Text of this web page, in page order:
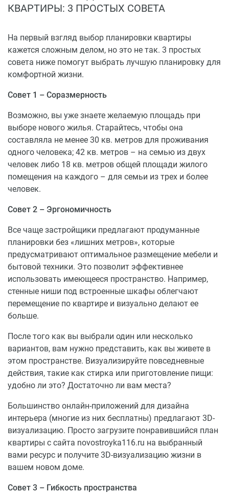
продуманные планировки;
закрытая охраняемая территория, концепция
«двор без машин»;
жилой комплекс ориентирован на семейное
проживание.
КВАРТИРЫ: 3 ПРОСТЫХ СОВЕТА
На первый взгляд выбор планировки квартиры
кажется сложным делом, но это не так. 3 простых
совета ниже помогут выбрать лучшую планировку для
комфортной жизни.
Совет 1 – Соразмерность
Возможно, вы уже знаете желаемую площадь при
выборе нового жилья. Старайтесь, чтобы она
составляла не менее 30 кв. метров для проживания
одного человека; 42 кв. метров – на семью из двух
человек либо 18 кв. метров общей площади жилого
помещения на каждого – для семьи из трех и более
человек.
Совет 2 – Эргономичность
Все чаще застройщики предлагают продуманные
планировки без «лишних метров», которые
предусматривают оптимальное размещение мебели и
бытовой техники. Это позволит эффективнее
использовать имеющееся пространство. Например,
стенные ниши под встроенные шкафы облегчают
перемещение по квартире и визуально делают ее
больше.
После того как вы выбрали один или несколько
вариантов, вам нужно представить, как вы живете в
этом пространстве. Визуализируйте повседневные
действия, такие как стирка или приготовление пищи:
удобно ли это? Достаточно ли вам места?
Большинство онлайн-приложений для дизайна
интерьера (многие из них бесплатны) предлагают 3D-
визуализацию. Просто загрузите понравившийся план
квартиры с сайта novostroyka116.ru на выбранный
вами ресурс и получите 3D-визуализацию жизни в
вашем новом доме.
Совет 3 – Гибкость пространства